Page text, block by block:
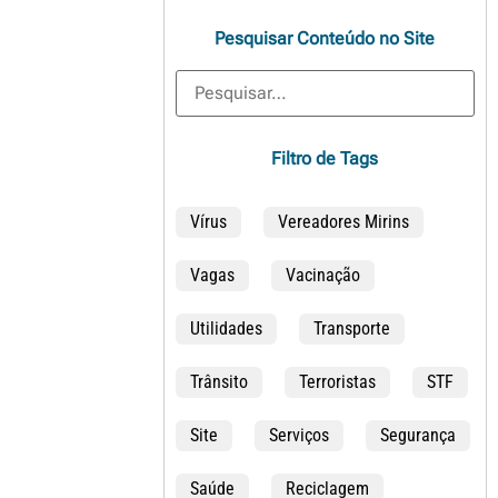
Pesquisar Conteúdo no Site
Filtro de Tags
Vírus Vereadores Mirins
Vagas Vacinação
Utilidades Transporte
Trânsito Terroristas STF
Site Serviços Segurança
Saúde Reciclagem